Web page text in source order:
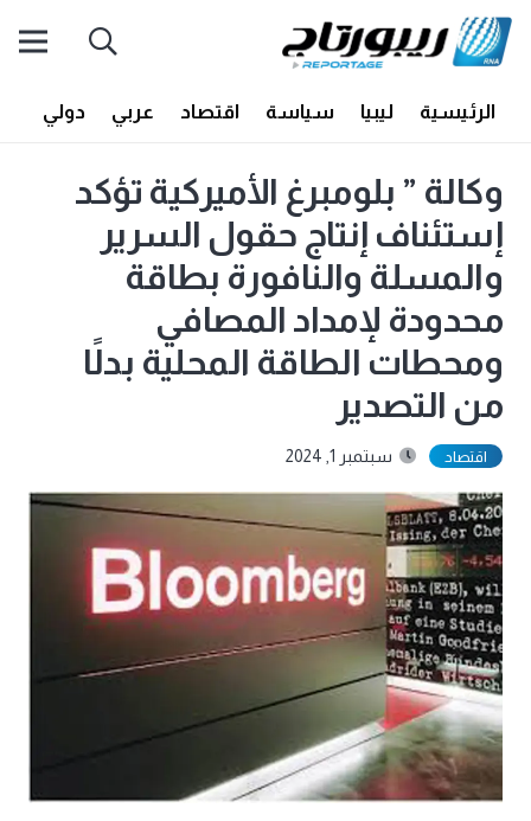
الرئيسية ليبيا سياسة اقتصاد عربي دولي
وكالة ” بلومبرغ الأميركية تؤكد
إستئناف إنتاج حقول السرير
والمسلة والنافورة بطاقة
محدودة لإمداد المصافي
ومحطات الطاقة المحلية بدلًا
من التصدير
اقتصاد سبتمبر 1, 2024